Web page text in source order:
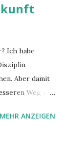
Ich habe
Aber damit
Weg in
gefunden,
MEHR ANZEIGEN